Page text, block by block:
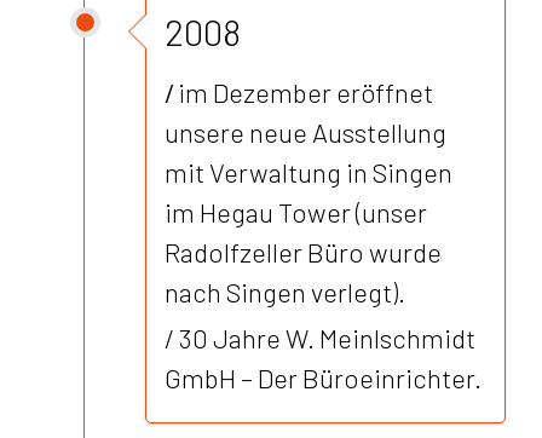
2008
/ im Dezember eröffnet
unsere neue Ausstellung
mit Verwaltung in Singen
im Hegau Tower (unser
Radolfzeller Büro wurde
nach Singen verlegt).
/ 30 Jahre W. Meinlschmidt
GmbH – Der Büroeinrichter.